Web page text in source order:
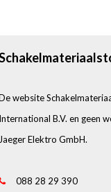
website
International B.V. en geen
Jaeger Elektro GmbH.
088 28 29 390